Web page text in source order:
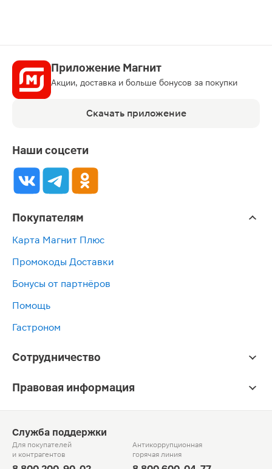
Приложение Магнит
Акции, доставка и больше бонусов за покупки
Скачать приложение
Наши соцсети
Покупателям
Карта Магнит Плюс
Промокоды Доставки
Бонусы от партнёров
Помощь
Гастроном
Сотрудничество
Правовая информация
Служба поддержки
Для покупателей
и контрагентов
Антикоррупционная
горячая линия